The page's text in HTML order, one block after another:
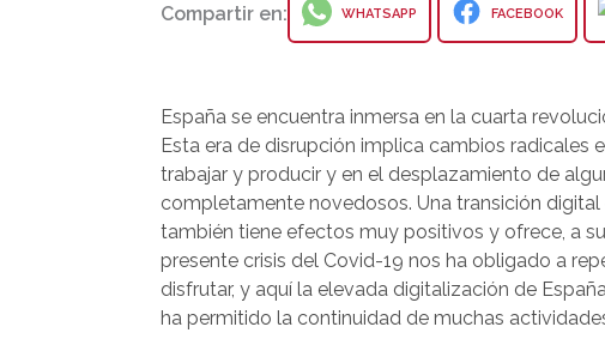
Compartir en: WHATSAPP FACEBOOK
España se encuentra inmersa en la cuarta
Esta era de disrupción implica cambios radicales
trabajar y producir y en el desplazamiento de
completamente novedosos. Una transición
también tiene efectos muy positivos y ofrece, a
presente crisis del Covid-19 nos ha obligado a
disfrutar, y aquí la elevada digitalización de
ha permitido la continuidad de muchas